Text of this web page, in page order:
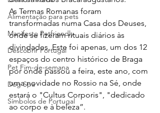
Alimentação para pets
Manifesto Petfriendly
Descobrir Portugal
Pet Fim-de-semana
Dog Spa
Símbolos de Portugal
As Termas Romanas foram
transformadas numa Casa dos Deuses,
onde se fizeram rituais diários às
divindades. Este foi apenas, um dos 12
espaços do centro histórico de Braga
por onde passou a feira, este ano, com
uma novidade no Rossio na Sé, onde
estará o "Cultus Corporis", "dedicado
ao corpo e à beleza”.